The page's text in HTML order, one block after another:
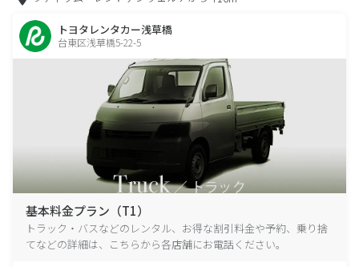
トヨタレンタカー浅草橋
台東区浅草橋5-22-5
基本料金プラン（T1）
トラック・バスなどのレンタル、お得な割引料金や予約、乗り捨
てなどの詳細は、こちらから各店舗にお電話ください。